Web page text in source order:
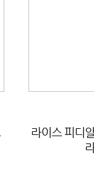
라이스 피디